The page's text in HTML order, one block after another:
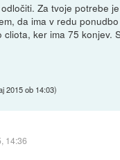
Za tvoje potrebe
da ima v redu
cliota, ker ima 75 konjev.
2015 ob 14:03)
14:36